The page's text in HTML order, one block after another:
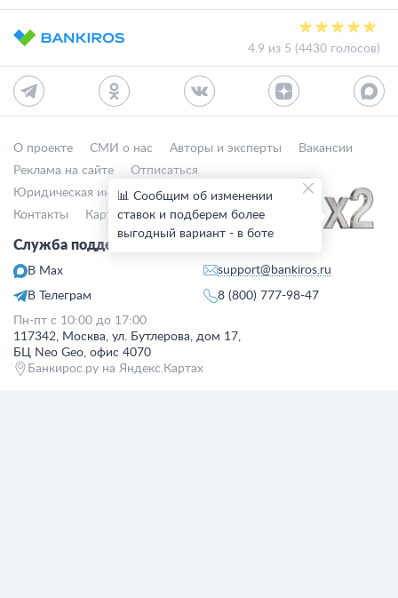
4.9 из 5 (4430 голосов)
О проекте СМИ о нас Авторы и эксперты
Вакансии
Реклама на сайте
Отписаться
Юридическая информация
Персональные данные
Контакты
Карта сайта Деятельность в IT
Служба поддержки клиентов:
В Max
В Телеграм
support@bankiros.ru
8 (800) 777-98-47
Пн-пт с 10:00 до 17:00
117342, Москва, ул. Бутлерова, дом 17,
БЦ Neo Geo, офис 4070
Банкирос.ру на Яндекс.Картах
📊 Сообщим об изменении
ставок и подберем более
выгодный вариант - в боте